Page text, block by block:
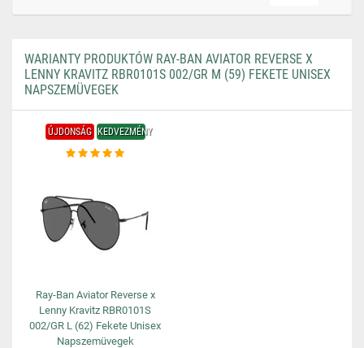
WARIANTY PRODUKTÓW RAY-BAN AVIATOR REVERSE X
LENNY KRAVITZ RBR0101S 002/GR M (59) FEKETE UNISEX
NAPSZEMÜVEGEK
ÚJDONSÁG KEDVEZMÉNY
Ray-Ban Aviator Reverse x
Lenny Kravitz RBR0101S
002/GR L (62) Fekete Unisex
Napszemüvegek